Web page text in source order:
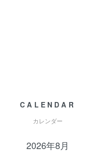
CALENDAR
カレンダー
2026年8月